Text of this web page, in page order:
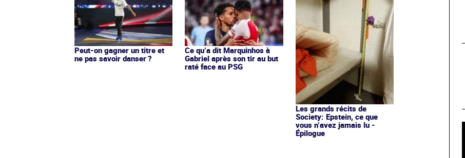
Peut-on gagner un titre et
ne pas savoir danser ?
Ce qu’a dit Marquinhos à
Gabriel après son tir au but
raté face au PSG
Les grands récits de
Society: Epstein, ce que
vous n’avez jamais lu -
Épilogue